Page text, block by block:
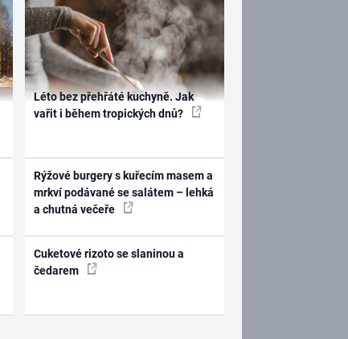
Léto bez přehřáté kuchyně. Jak
vařit i během tropických dnů?
Rýžové burgery s kuřecím masem a
mrkví podávané se salátem – lehká
a chutná večeře
Cuketové rizoto se slaninou a
čedarem